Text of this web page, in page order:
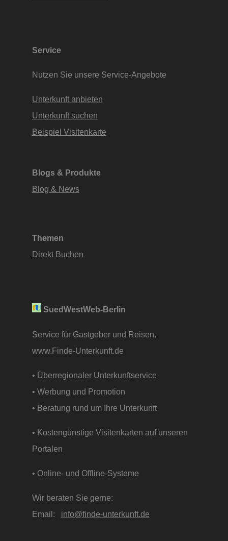
Service
Nutzen Sie unsere Service-Angebote
Unterkunft anbieten
Unterkunft suchen
Beispiel Visitenkarte
Blogs & Produkte
Blog & News
Themen
Direkt Buchen
SuedWestWeb-Berlin
Service für Gastgeber und Reisen.
www.Finde-Unterkunft.de
• Überregionaler Unterkunftservice
• Werbung und Promotion
• Beratung rund um Ihre Unterkunft
• Kostengünstige Visitenkarten auf unseren
Portalen
• Online- und Offline-Systeme
Wir beraten Sie gerne:
Email: info@finde-unterkunft.de